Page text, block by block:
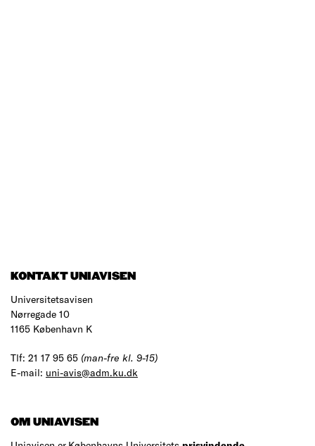
KONTAKT UNIAVISEN
Universitetsavisen
Nørregade 10
1165 København K
Tlf: 21 17 95 65 (man-fre kl. 9-15)
E-mail: uni-avis@adm.ku.dk
OM UNIAVISEN